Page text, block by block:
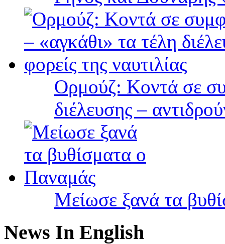
Ορμούζ: Κοντά σε
διέλευσης –
Μείωσε ξανά τα
News In English